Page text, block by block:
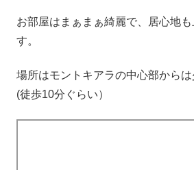
お部屋はまぁまぁ綺麗で、居心地
す。
場所はモントキアラの中心部からは
(徒歩10分ぐらい）